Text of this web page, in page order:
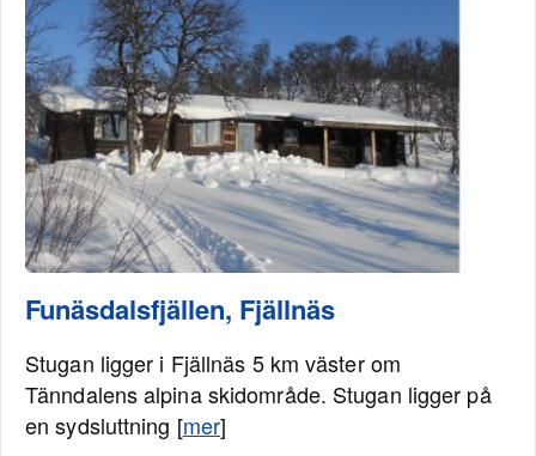
Funäsdalsfjällen, Fjällnäs
Stugan ligger i Fjällnäs 5 km väster om
Tänndalens alpina skidområde. Stugan ligger på
en sydsluttning [mer]